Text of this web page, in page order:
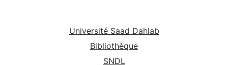
Université Saad Dahlab
Bibliothèque
SNDL